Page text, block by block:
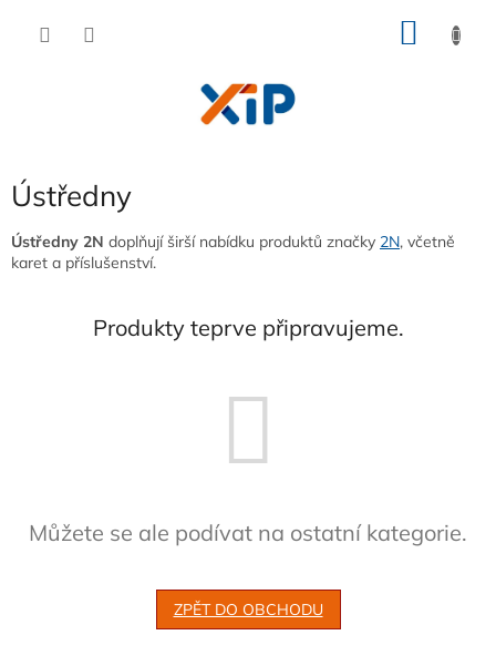
Ústředny
Ústředny 2N doplňují širší nabídku produktů značky 2N, včetně
karet a příslušenství.
Produkty teprve připravujeme.
Můžete se ale podívat na ostatní kategorie.
ZPĚT DO OBCHODU